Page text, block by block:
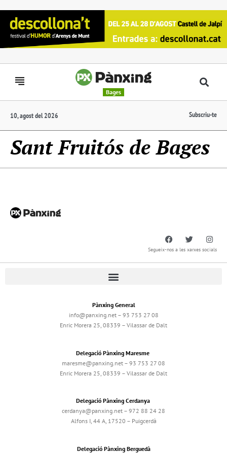
Bages
10, agost del 2026 Subscriu-te
Sant Fruitós de Bages
Segueix-nos a les xarxes socials
Pànxing General
info@panxing.net – 93 753 27 08
Enric Morera 25, 08339 – Vilassar de Dalt
Delegació Pànxing Maresme
maresme@panxing.net – 93 753 27 08
Enric Morera 25, 08339 – Vilassar de Dalt
Delegació Pànxing Cerdanya
cerdanya@panxing.net – 972 88 24 28
Alfons I, 44 A, 17520 – Puigcerdà
Delegació Pànxing Berguedà